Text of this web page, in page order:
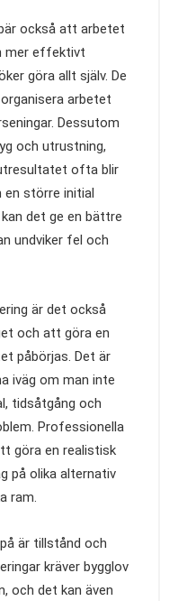
också att arbetet
mer effektivt
göra allt själv. De
arbetet
Dessutom
och utrustning,
ofta blir
en större initial
det ge en bättre
undviker fel och
är det också
och att göra en
påbörjas. Det är
iväg om man inte
tidsåtgång och
Professionella
göra en realistisk
på olika alternativ
ram.
är tillstånd och
kräver bygglov
och det kan även